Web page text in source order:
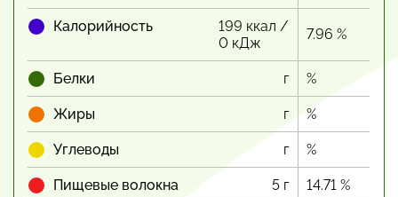
Калорийность
199 ккал /
0 кДж
7.96 %
Белки г %
Жиры г %
Углеводы г %
Пищевые волокна 5 г 14.71 %